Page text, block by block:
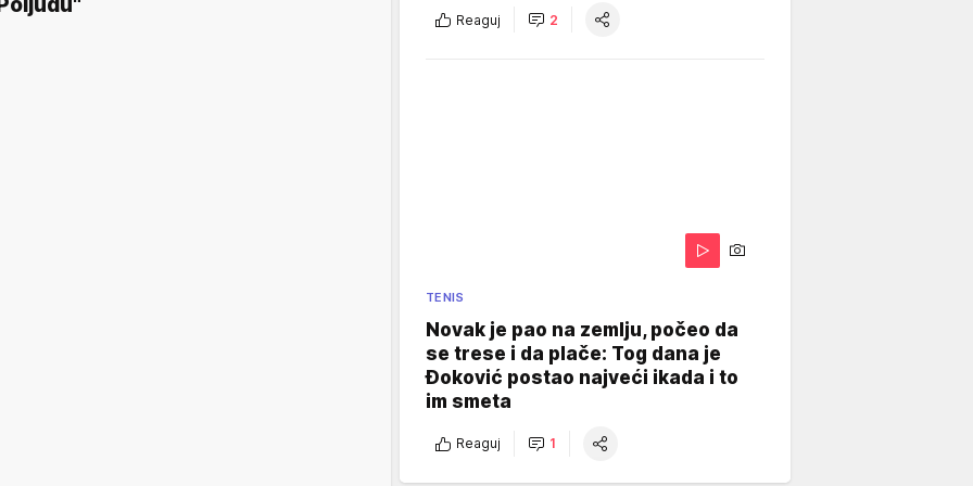
Reaguj 2
TENIS
Novak je pao na zemlju, počeo da
se trese i da plače: Tog dana je
Đoković postao najveći ikada i to
im smeta
Reaguj 1